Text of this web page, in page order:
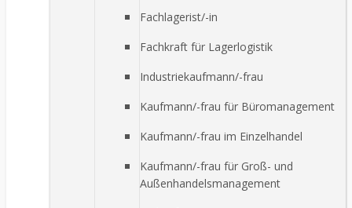
Fachlagerist/-in
Fachkraft für Lagerlogistik
Industriekaufmann/-frau
Kaufmann/-frau für Büromanagement
Kaufmann/-frau im Einzelhandel
Kaufmann/-frau für Groß- und
Außenhandelsmanagement